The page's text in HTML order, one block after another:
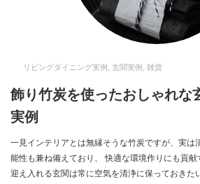
リビングダイニング実例 玄関実例 雑貨
飾り竹炭を使ったおしゃれな
実例
一見インテリアとは無縁そうな竹炭ですが、実は
能性も兼ね備えており、 快適な環境作りにも貢
迎え入れる玄関は常に空気を清浄に保っておきた